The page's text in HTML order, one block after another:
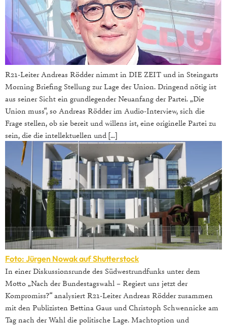
R21-Leiter Andreas Rödder nimmt in DIE ZEIT und in Steingarts
Morning Briefing Stellung zur Lage der Union. Dringend nötig ist
aus seiner Sicht ein grundlegender Neuanfang der Partei. „Die
Union muss“, so Andreas Rödder im Audio-Interview, sich die
Frage stellen, ob sie bereit und willens ist, eine originelle Partei zu
sein, die die intellektuellen und […]
Foto: Jürgen Nowak auf Shutterstock
In einer Diskussionsrunde des Südwestrundfunks unter dem
Motto „Nach der Bundestagswahl – Regiert uns jetzt der
Kompromiss?“ analysiert R21-Leiter Andreas Rödder zusammen
mit den Publizisten Bettina Gaus und Christoph Schwennicke am
Tag nach der Wahl die politische Lage. Machtoption und